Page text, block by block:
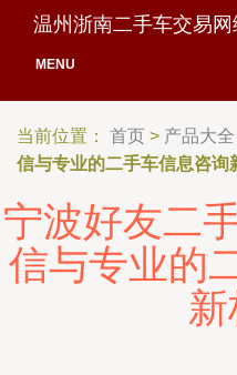
温州浙南二手车交易网
MENU
当前位置： 首页 > 产品大全
信与专业的二手车信息咨询
宁波好友二
信与专业的